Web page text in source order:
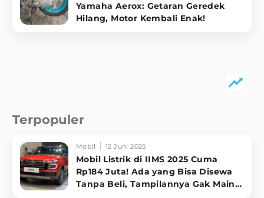
Yamaha Aerox: Getaran Geredek
Hilang, Motor Kembali Enak!
Terpopuler
Mobil 12 Juni 2025
Mobil Listrik di IIMS 2025 Cuma
Rp184 Juta! Ada yang Bisa Disewa
Tanpa Beli, Tampilannya Gak Main-